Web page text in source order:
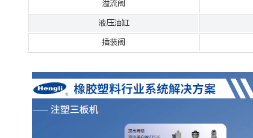
溢流阀
液压油缸
插装阀